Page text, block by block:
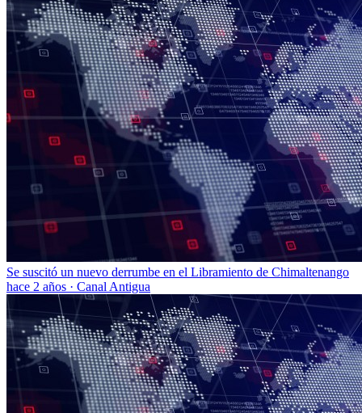
Se suscitó un nuevo derrumbe en el Libramiento de Chimaltenango
hace 2 años · Canal Antigua